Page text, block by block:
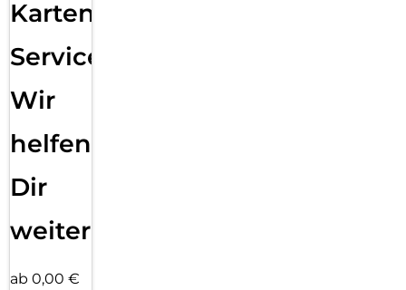
Karten
Service:
Wir
helfen
Dir
weiter
ab 0,00 €